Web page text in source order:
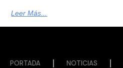
Leer Más...
PORTADA NOTICIAS